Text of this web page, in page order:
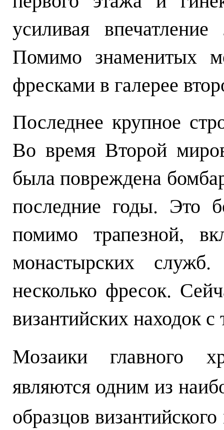
усиливая
Помимо знаменитых
фресками в галерее
Последнее крупное
Во время Второй
была повреждена
последние годы. Это
помимо трапезной,
монастырских
несколько фресок.
византийских находок
Мозаики главного
являются одним из
образцов